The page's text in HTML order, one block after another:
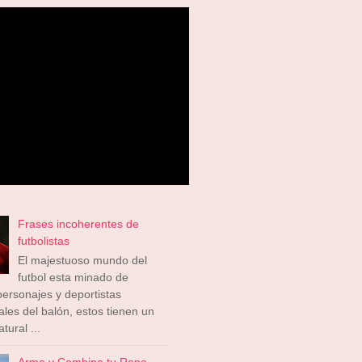
Frases incoherentes de
futbolistas
El majestuoso mundo del
futbol esta minado de
y deportistas
del balón, estos tienen un
...